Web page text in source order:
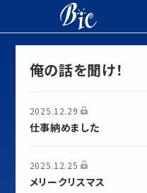
俺の話を聞け！
2025.12.29
仕事納めました
2025.12.25
メリークリスマス